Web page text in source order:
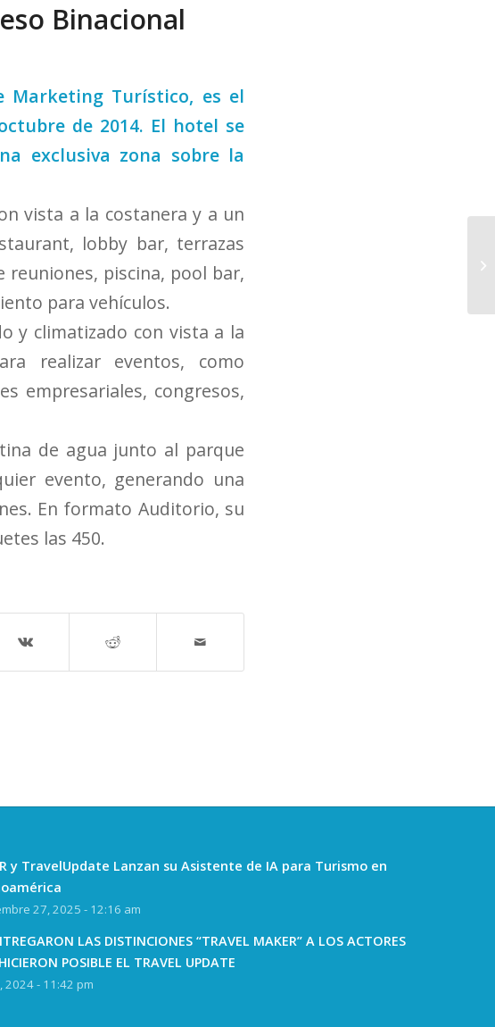
Binacional
Marketing Turístico, es el
de 2014. El hotel se
exclusiva zona sobre la
vista a la costanera y a un
lobby bar, terrazas
reuniones, piscina, pool bar,
para vehículos.
y climatizado con vista a la
realizar eventos, como
empresariales, congresos,
de agua junto al parque
evento, generando una
En formato Auditorio, su
las 450.
y TravelUpdate Lanzan su Asistente de IA para Turismo en
27, 2025 - 12:16 am
LAS DISTINCIONES “TRAVEL MAKER” A LOS ACTORES
POSIBLE EL TRAVEL UPDATE
2024 - 11:42 pm